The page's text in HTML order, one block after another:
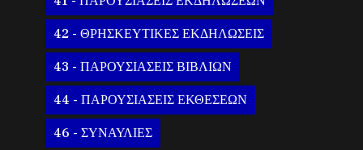
42 - ΘΡΗΣΚΕΥΤΙΚΕΣ ΕΚΔΗΛΩΣΕΙΣ
43 - ΠΑΡΟΥΣΙΑΣΕΙΣ ΒΙΒΛΙΩΝ
44 - ΠΑΡΟΥΣΙΑΣΕΙΣ ΕΚΘΕΣΕΩΝ
46 - ΣΥΝΑΥΛΙΕΣ